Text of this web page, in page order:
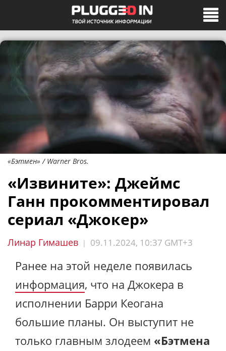
«Бэтмен» / Warner Bros.
«Извините»: Джеймс
Ганн прокомментировал
сериал «Джокер»
Линар Гимашев | 09.11.2024, 10:37 GMT+3
Ранее на этой неделе появилась
информация, что на Джокера в
исполнении Барри Кеогана
большие планы. Он выступит не
только главным злодеем «Бэтмена